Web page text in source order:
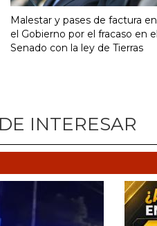
Malestar y pases de factura en
el Gobierno por el fracaso en el
Senado con la ley de Tierras
INTERESAR